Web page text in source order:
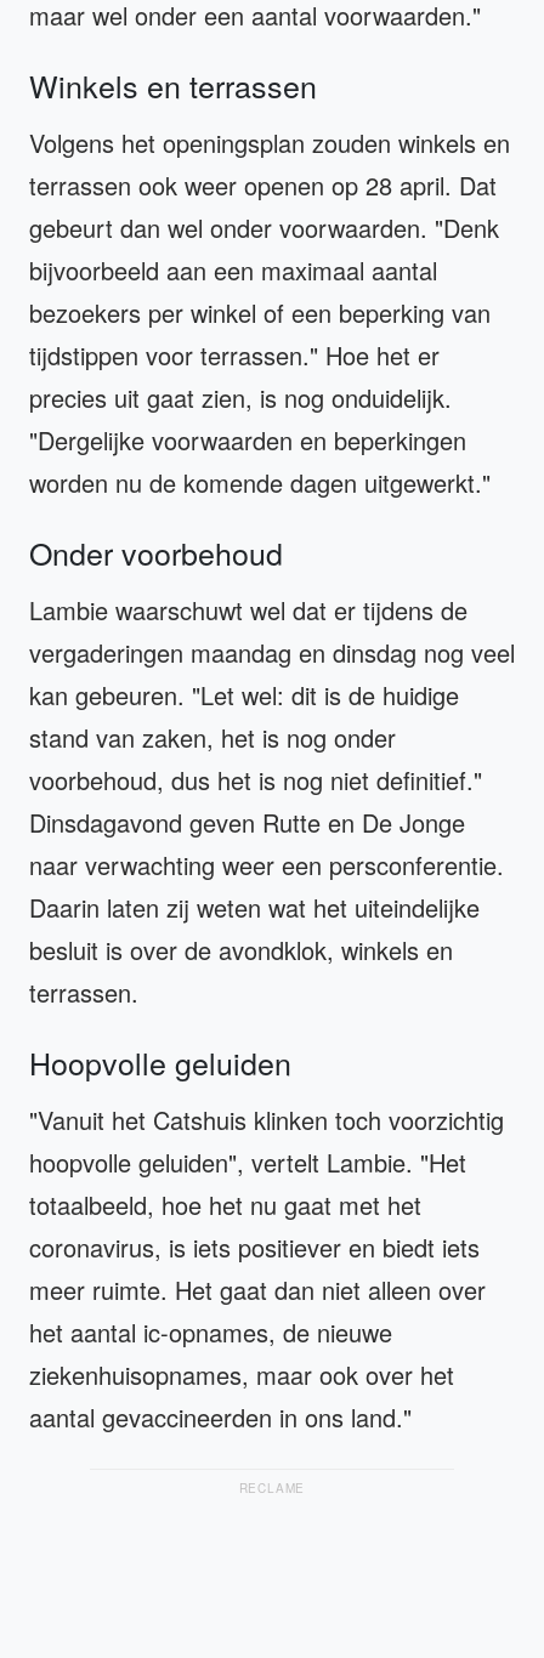
maar wel onder een aantal voorwaarden."
Winkels en terrassen
Volgens het openingsplan zouden winkels en
terrassen ook weer openen op 28 april. Dat
gebeurt dan wel onder voorwaarden. "Denk
bijvoorbeeld aan een maximaal aantal
bezoekers per winkel of een beperking van
tijdstippen voor terrassen." Hoe het er
precies uit gaat zien, is nog onduidelijk.
"Dergelijke voorwaarden en beperkingen
worden nu de komende dagen uitgewerkt."
Onder voorbehoud
Lambie waarschuwt wel dat er tijdens de
vergaderingen maandag en dinsdag nog veel
kan gebeuren. "Let wel: dit is de huidige
stand van zaken, het is nog onder
voorbehoud, dus het is nog niet definitief."
Dinsdagavond geven Rutte en De Jonge
naar verwachting weer een persconferentie.
Daarin laten zij weten wat het uiteindelijke
besluit is over de avondklok, winkels en
terrassen.
Hoopvolle geluiden
"Vanuit het Catshuis klinken toch voorzichtig
hoopvolle geluiden", vertelt Lambie. "Het
totaalbeeld, hoe het nu gaat met het
coronavirus, is iets positiever en biedt iets
meer ruimte. Het gaat dan niet alleen over
het aantal ic-opnames, de nieuwe
ziekenhuisopnames, maar ook over het
aantal gevaccineerden in ons land."
RECLAME